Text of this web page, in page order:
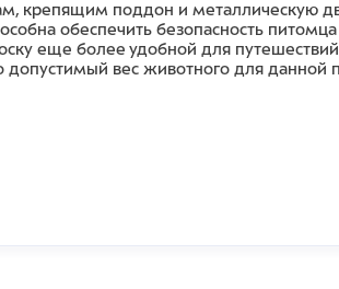
крепящим поддон и металлическую
обеспечить безопасность
еще более удобной для
вес животного для данной